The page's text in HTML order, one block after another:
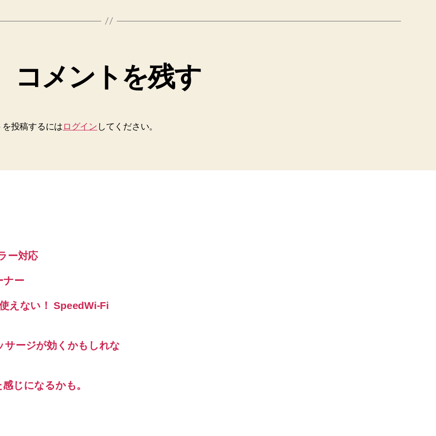
コメントを残す
投稿するには ログイン してください。
ー対応
ナー
えない！ SpeedWi-Fi
サージが効くかもしれな
じになるかも。